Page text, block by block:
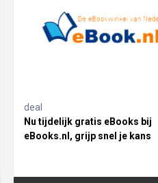
deal
Nu tijdelijk gratis eBooks bij
eBooks.nl, grijp snel je kans